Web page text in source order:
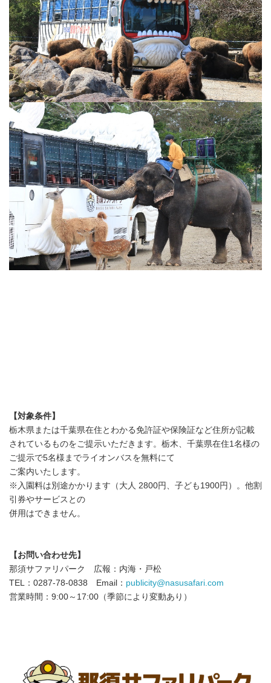
【対象条件】
栃木県または千葉県在住とわかる免許証や保険証など住所が記載
されているものをご提示いただきます。栃木、千葉県在住1名様の
ご提示で5名様までライオンバスを無料にて
ご案内いたします。
※入園料は別途かかります（大人 2800円、子ども1900円）。他割
引券やサービスとの
併用はできません。
【お問い合わせ先】
那須サファリパーク 広報：内海・戸松
TEL：0287-78-0838 Email： publicity@nasusafari.com
営業時間：9:00～17:00（季節により変動あり）